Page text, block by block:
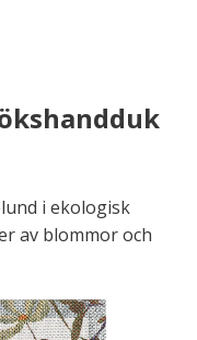
i ekologisk
av blommor och